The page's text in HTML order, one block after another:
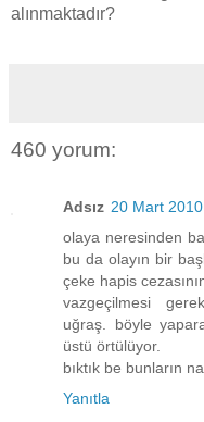
alınmaktadır?
460 yorum:
Adsız 20 Mart
olaya neresinden
bu da olayın bir
çeke hapis
vazgeçilmesi
uğraş. böyle
üstü örtülüyor.
bıktık be bunların
Yanıtla